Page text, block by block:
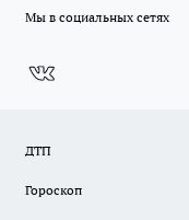
Мы в социальных сетях
ДТП
Гороскоп